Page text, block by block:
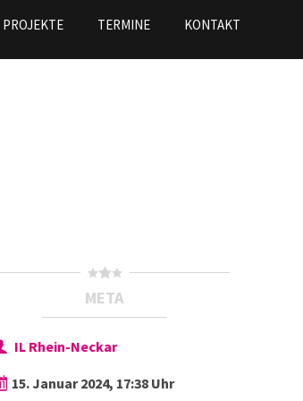
PROJEKTE TERMINE KONTAKT
META
IL Rhein-Neckar
15. Januar 2024, 17:38 Uhr